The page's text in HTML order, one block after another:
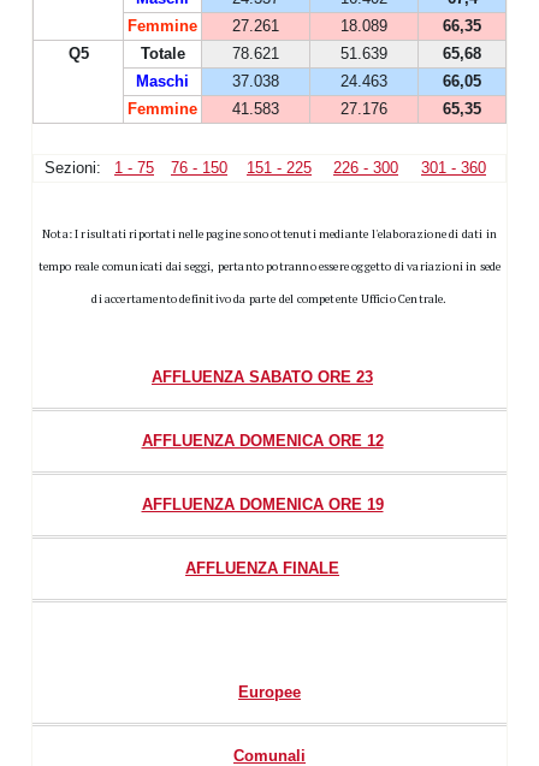
Femmine
27.261 18.089
66,35
Q5
Totale 78.621 51.639
65,68
Maschi
37.038 24.463
66,05
Femmine
41.583 27.176 65,35
Sezioni: 1 - 75 76 - 150 151 - 225 226 - 300 301 - 360
Nota: I risultati riportati nelle pagine sono ottenuti mediante l'elaborazione di dati in
tempo reale comunicati dai seggi, pertanto potranno essere oggetto di variazioni in sede
di accertamento definitivo da parte del competente Ufficio Centrale.
AFFLUENZA SABATO ORE 23
AFFLUENZA DOMENICA ORE 12
AFFLUENZA DOMENICA ORE 19
AFFLUENZA FINALE
Europee
Comunali